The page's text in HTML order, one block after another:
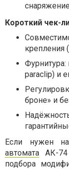
Короткий чек-
крепления
Фурнитура:
paraclip) и
броне» и
Если нужен
автомата АК-
подбора